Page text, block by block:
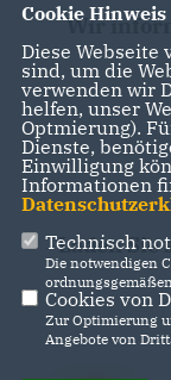
Wir inf
Laden Sie
Cookie Hinweis
Diese Webseite
sind, um die
verwenden wir
helfen, unser
Optmierung).
Dienste,
Einwilligung
Informationen
Technisch
Die notwendigen
Cookies von
Zur Optimierung
Angebote von